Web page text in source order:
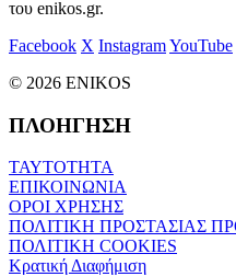
του enikos.gr.
Facebook X InstagramYouTube
© 2026 ENIKOS
ΠΛΟΗΓΗΣΗ
ΤΑΥΤΟΤΗΤΑ
ΕΠΙΚΟΙΝΩΝΙΑ
ΟΡΟΙ ΧΡΗΣΗΣ
ΠΟΛΙΤΙΚΗ ΠΡΟΣΤΑΣΙΑΣ
ΠΟΛΙΤΙΚΗ COOKIES
Κρατική Διαφήμιση